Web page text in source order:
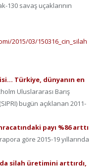
130 savaş uçaklarının
2015/03/150316_cin_silah
Türkiye, dünyanın en
Uluslararası Barış
bugün açıklanan 2011-
payı %86 arttı
göre 2015-19 yıllarında
silah üretimini arttırdı,